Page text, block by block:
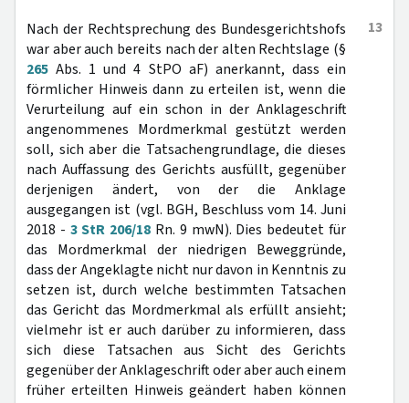
13
Nach der Rechtsprechung des Bundesgerichtshofs
war aber auch bereits nach der alten Rechtslage (§
265 Abs. 1 und 4 StPO aF) anerkannt, dass ein
förmlicher Hinweis dann zu erteilen ist, wenn die
Verurteilung auf ein schon in der Anklageschrift
angenommenes Mordmerkmal gestützt werden
soll, sich aber die Tatsachengrundlage, die dieses
nach Auffassung des Gerichts ausfüllt, gegenüber
derjenigen ändert, von der die Anklage
ausgegangen ist (vgl. BGH, Beschluss vom 14. Juni
2018 - 3 StR 206/18 Rn. 9 mwN). Dies bedeutet für
das Mordmerkmal der niedrigen Beweggründe,
dass der Angeklagte nicht nur davon in Kenntnis zu
setzen ist, durch welche bestimmten Tatsachen
das Gericht das Mordmerkmal als erfüllt ansieht;
vielmehr ist er auch darüber zu informieren, dass
sich diese Tatsachen aus Sicht des Gerichts
gegenüber der Anklageschrift oder aber auch einem
früher erteilten Hinweis geändert haben können